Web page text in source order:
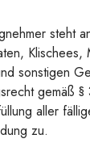
steht
Klischees,
sonstigen
gemäß
aller
zu.